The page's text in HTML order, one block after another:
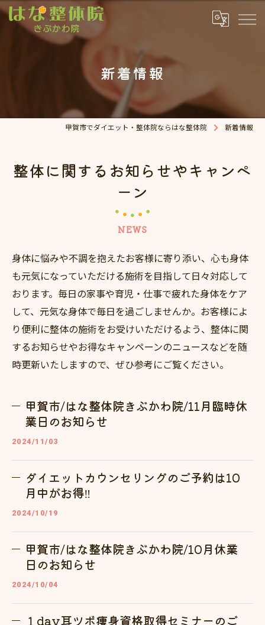
新着情報
甲賀市でダイエット・整体院ならはな整体院 新着情報
整体に関するお知らせやキャンペ
ーン
NEWS
身体に悩みや不調を抱えたお客様に寄り添い、心も身体
も元気になっていただける施術を目指して日々対応して
おります。毎日の家事や育児・仕事で疲れた身体をケア
して、元気な身体で毎日を過ごしませんか。お客様によ
り便利に整体の施術をお受けいただけるよう、整体に関
するお知らせやお得なキャンペーンのニュースなどを随
時更新いたしますので、ぜひ参考にご覧ください。
甲賀市/はな整体院きぶかわ院/11月臨時休
業日のお知らせ
2024/11/03
ダイエットカウンセリングのご予約は10
月中がお得‼
2024/10/19
甲賀市/はな整体院きぶかわ院/10月休業
日のお知らせ
2024/10/04
１day耳ツボ痩身資格取得セミナーのご